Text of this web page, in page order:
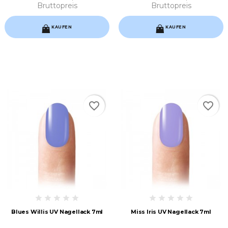
Bruttopreis
KAUFEN
Bruttopreis
KAUFEN
Blues Willis UV Nagellack 7ml
favorite_border
Miss Iris UV Nagellack 7ml
favorite_border